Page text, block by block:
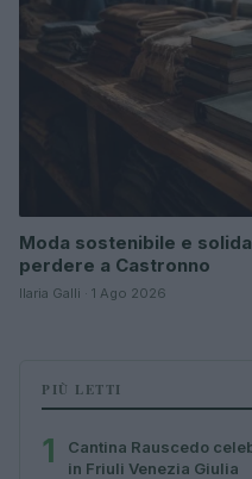
Moda sostenibile e
perdere a Castronno
Ilaria Galli · 1 Ago 2026
PIÙ LETTI
1
Cantina Rauscedo
in Friuli Venezia Giulia